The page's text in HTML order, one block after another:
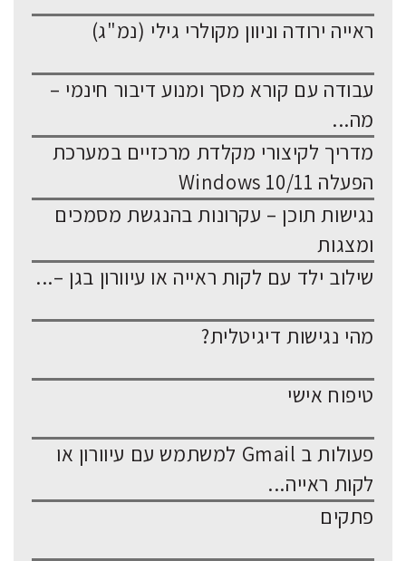
ראייה ירודה וניוון מקולרי גילי (נמ"ג)
עבודה עם קורא מסך ומנוע דיבור חינמי –
מה...
מדריך לקיצורי מקלדת מרכזיים במערכת
הפעלה Windows 10/11
נגישות תוכן – עקרונות בהנגשת מסמכים
ומצגות
שילוב ילד עם לקות ראייה או עיוורון בגן –...
מהי נגישות דיגיטלית?
טיפוח אישי
פעולות ב Gmail למשתמש עם עיוורון או
לקות ראייה...
פתקים